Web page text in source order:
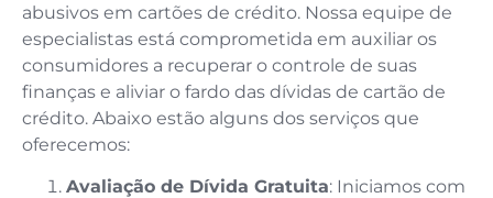
abusivos em cartões de crédito. Nossa equipe de
especialistas está comprometida em auxiliar os
consumidores a recuperar o controle de suas
finanças e aliviar o fardo das dívidas de cartão de
crédito. Abaixo estão alguns dos serviços que
oferecemos:
Avaliação de Dívida Gratuita: Iniciamos com